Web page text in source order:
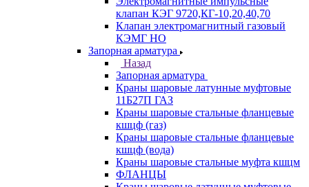
клапан КЭГ 9720,КГ-10,20,40,70
Клапан электромагнитный газовый
КЭМГ НО
Запорная арматура
Назад
Запорная арматура
Краны шаровые латунные муфтовые
11Б27П ГАЗ
Краны шаровые стальные фланцевые
кшцф (газ)
Краны шаровые стальные фланцевые
кшцф (вода)
Краны шаровые стальные муфта кшцм
ФЛАНЦЫ